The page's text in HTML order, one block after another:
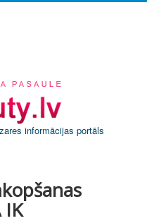
informācijas portāls
IK